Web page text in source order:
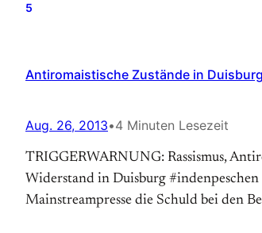
5
Antiromaistische Zustände in
Aug. 26, 2013•4 Minuten Lesezeit
TRIGGERWARNUNG: Rassismus,
Widerstand in Duisburg
Mainstreampresse die Schuld bei den